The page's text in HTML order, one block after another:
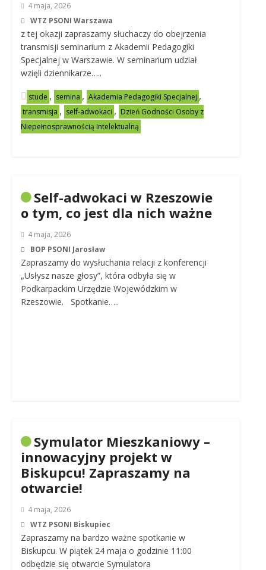
4 maja, 2026
WTZ PSONI Warszawa
z tej okazji zapraszamy słuchaczy do obejrzenia
transmisji seminarium z Akademii Pedagogiki
Specjalnej w Warszawie. W seminarium udział
wzięli dziennikarze…..
stude , semina , Akademia Pedagogiki Specjalnej ,
transmisja , self-adwokaci , Dzień Godności Osoby z
Niepełnosprawnością Intelektualną
Self-adwokaci w Rzeszowie
o tym, co jest dla nich ważne
4 maja, 2026
BOP PSONI Jarosław
Zapraszamy do wysłuchania relacji z konferencji
„Usłysz nasze głosy”, która odbyła się w
Podkarpackim Urzędzie Wojewódzkim w
Rzeszowie. Spotkanie…..
Symulator Mieszkaniowy –
innowacyjny projekt w
Biskupcu! Zapraszamy na
otwarcie!
4 maja, 2026
WTZ PSONI Biskupiec
Zapraszamy na bardzo ważne spotkanie w
Biskupcu. W piątek 24 maja o godzinie 11:00
odbędzie się otwarcie Symulatora